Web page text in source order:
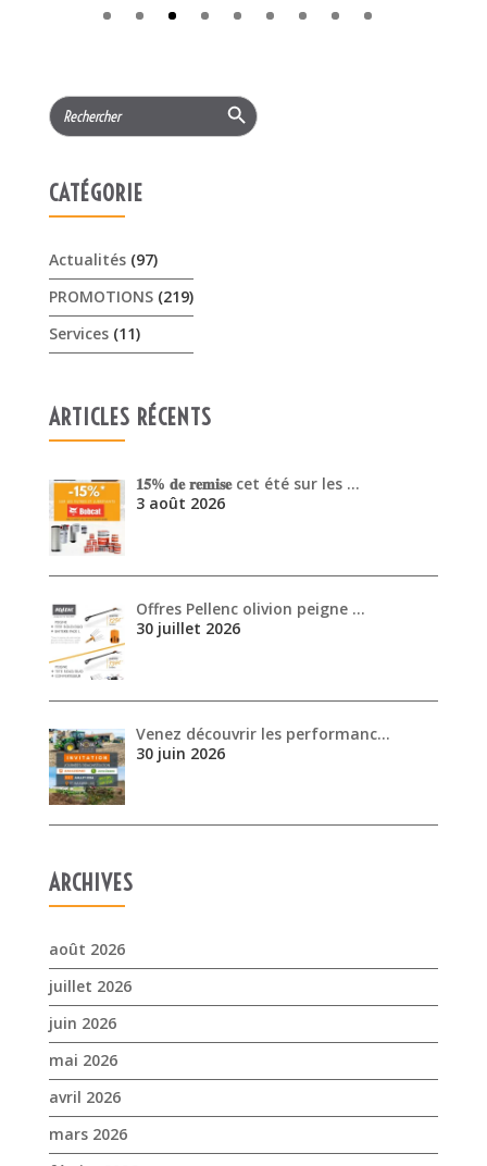
CATÉGORIE
PROMOTIONS
𝟏𝟓% 𝐝𝐞 𝐫𝐞𝐦𝐢𝐬𝐞 cet été sur les …
3 août 2026
Offres Pellenc olivion peigne …
30 juin 2026
ARCHIVES
août 2026
juillet 2026
mai 2026
mars 2026
février 2026
janvier 2026
novembre 2025
octobre 2025
septembre 2025